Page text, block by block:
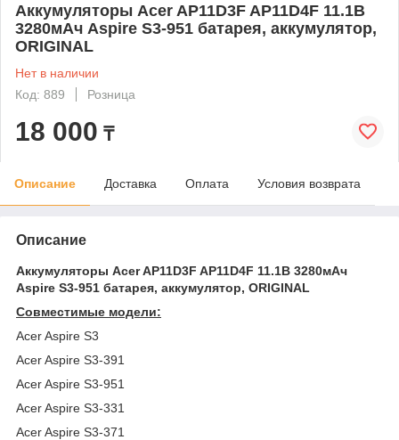
Аккумуляторы Acer AP11D3F AP11D4F 11.1В
3280мАч Aspire S3-951 батарея, аккумулятор,
ORIGINAL
Нет в наличии
Код: 889
Розница
18 000 ₸
Описание Доставка Оплата Условия возврата
Описание
Аккумуляторы Acer AP11D3F AP11D4F 11.1В 3280мАч
Aspire S3-951 батарея, аккумулятор, ORIGINAL
Совместимые модели:
Acer Aspire S3
Acer Aspire S3-391
Acer Aspire S3-951
Acer Aspire S3-331
Acer Aspire S3-371